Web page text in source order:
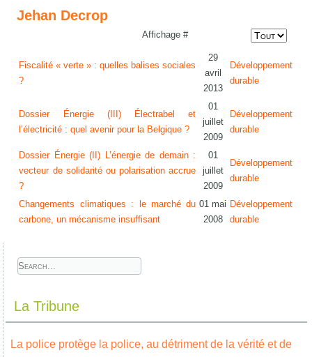
Jehan Decrop
Affichage #
Fiscalité « verte » : quelles balises sociales
?
29
avril
2013
Développement
durable
Dossier Énergie (III) Électrabel et
l’électricité : quel avenir pour la Belgique ?
01
juillet
2009
Développement
durable
Dossier Énergie (II) L’énergie de demain :
vecteur de solidarité ou polarisation accrue
?
01
juillet
2009
Développement
durable
Changements climatiques : le marché du
carbone, un mécanisme insuffisant
01 mai
2008
Développement
durable
La Tribune
La police protège la police, au détriment de la vérité et de